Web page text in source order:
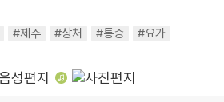
#제주 #상처 #통증
#요가